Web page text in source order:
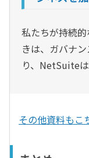
私たちが持続
きは、ガバナ
り、NetSuite
その他資料もこ